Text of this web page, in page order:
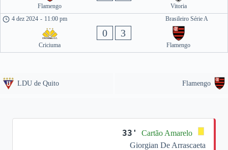
Flamengo
Vitoria
Brasileiro Série A
4 dez 2024 - 11:00 pm
Criciuma
0 3
Flamengo
LDU de Quito Flamengo
33'
Cartão Amarelo
Giorgian De Arrascaeta